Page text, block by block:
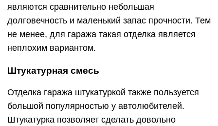
являются сравнительно небольшая
долговечность и маленький запас прочности. Тем
не менее, для гаража такая отделка является
неплохим вариантом.
Штукатурная смесь
Отделка гаража штукатуркой также пользуется
большой популярностью у автолюбителей.
Штукатурка позволяет сделать довольно